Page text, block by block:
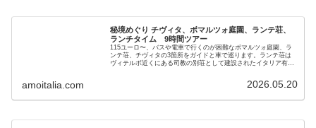
秘境めぐり チヴィタ、ボマルツォ庭園、ランテ荘、
ランチタイム 9時間ツアー
115ユーロ〜、バスや電車で行くのが困難なボマルツォ庭園、ラ
ンテ荘、チヴィタの3箇所をガイドと車で巡ります。ランテ荘は
ヴィテルボ近くにある司教の別荘として建設されたイタリア有数
amoitalia.com 2026.05.20